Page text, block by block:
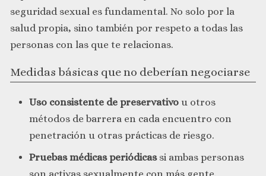
seguridad sexual es fundamental. No solo por la
salud propia, sino también por respeto a todas las
personas con las que te relacionas.
Medidas básicas que no deberían negociarse
Uso consistente de preservativo u otros
métodos de barrera en cada encuentro con
penetración u otras prácticas de riesgo.
Pruebas médicas periódicassi ambas personas
son activas sexualmente con más gente.